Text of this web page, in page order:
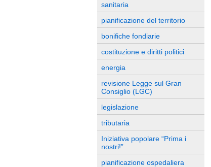
sanitaria
pianificazione del territorio
bonifiche fondiarie
costituzione e diritti politici
energia
revisione Legge sul Gran
Consiglio (LGC)
legislazione
tributaria
Iniziativa popolare “Prima i
nostri!”
pianificazione ospedaliera